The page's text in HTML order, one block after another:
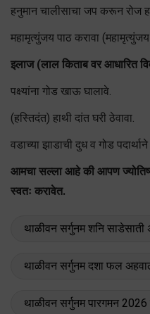
हनुमान चालीसाचा जप करून रोज
महामृत्युंजय पाठ करावा
इलाज (लाल किताब वर आधारित
पक्ष्यांना गोड खाऊ घालावे.
(हस्तिदंत) हाथी दांत घरी ठेवावा.
वडाच्या झाडाची दुध व गोड
आमचा सल्ला आहे की आपण
स्वतः करावेत.
थाळीवन सर्गुनम शनि साडेसाती
थाळीवन सर्गुनम दशा फल
थाळीवन सर्गुनम पारगमन